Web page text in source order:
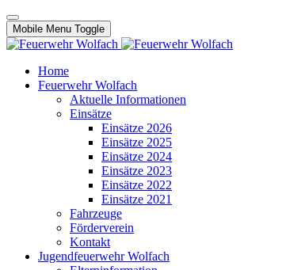
Mobile Menu Toggle
Home
Feuerwehr Wolfach
Aktuelle Informationen
Einsätze
Einsätze 2026
Einsätze 2025
Einsätze 2024
Einsätze 2023
Einsätze 2022
Einsätze 2021
Fahrzeuge
Förderverein
Kontakt
Jugendfeuerwehr Wolfach